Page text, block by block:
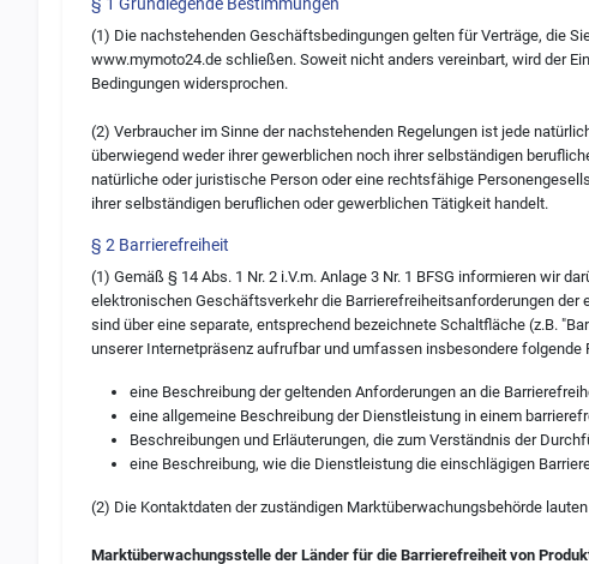
§ 1 Grundlegende Bestimmungen
(1) Die nachstehenden Geschäftsbedingungen gelten für Verträge, die
www.mymoto24.de schließen. Soweit nicht anders vereinbart, wird der
Bedingungen widersprochen.
(2) Verbraucher im Sinne der nachstehenden Regelungen ist jede
überwiegend weder ihrer gewerblichen noch ihrer selbständigen
natürliche oder juristische Person oder eine rechtsfähige
ihrer selbständigen beruflichen oder gewerblichen Tätigkeit handelt.
§ 2 Barrierefreiheit
(1) Gemäß § 14 Abs. 1 Nr. 2 i.V.m. Anlage 3 Nr. 1 BFSG informieren wir
elektronischen Geschäftsverkehr die Barrierefreiheitsanforderungen
sind über eine separate, entsprechend bezeichnete Schaltfläche (z.B.
unserer Internetpräsenz aufrufbar und umfassen insbesondere folgende
eine Beschreibung der geltenden Anforderungen an die
eine allgemeine Beschreibung der Dienstleistung in einem
Beschreibungen und Erläuterungen, die zum Verständnis der
eine Beschreibung, wie die Dienstleistung die einschlägigen
(2) Die Kontaktdaten der zuständigen Marktüberwachungsbehörde
Marktüberwachungsstelle der Länder für die Barrierefreiheit von